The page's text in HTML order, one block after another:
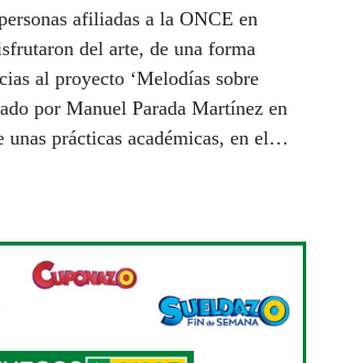
afiliadas a la ONCE en
del arte, de una forma
al proyecto ‘Melodías sobre
por Manuel Parada Martínez en
unas prácticas académicas, en el